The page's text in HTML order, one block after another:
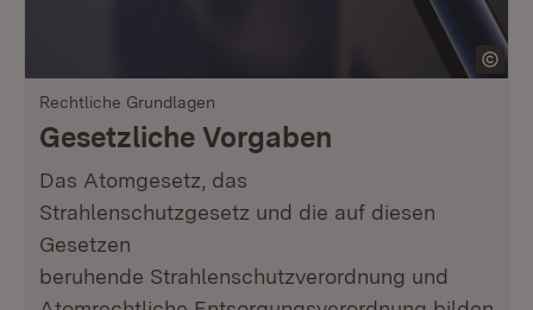
Rechtliche Grundlagen
Gesetzliche Vorgaben
Das Atomgesetz, das
Strahlenschutzgesetz und die auf diesen
Gesetzen
beruhende Strahlenschutzverordnung und